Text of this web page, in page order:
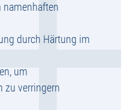
namenhaften
durch Härtung im
um
zu verringern